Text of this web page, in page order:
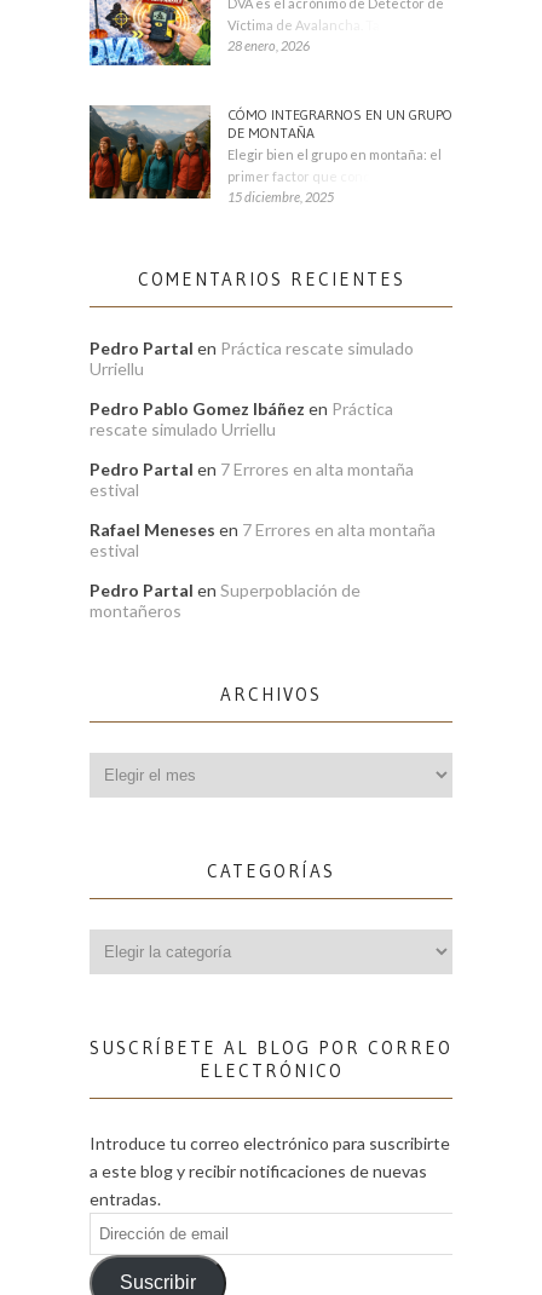
Víctima de Avalancha. También se
28 enero, 2026
CÓMO INTEGRARNOS EN UN GRUPO
DE MONTAÑA
Elegir bien el grupo en montaña: el
primer factor que condiciona tu
15 diciembre, 2025
COMENTARIOS RECIENTES
Pedro Partal en Práctica rescate simulado
Urriellu
Pedro Pablo Gomez Ibáñez en Práctica
rescate simulado Urriellu
Pedro Partal en 7 Errores en alta montaña
estival
Rafael Meneses en 7 Errores en alta montaña
estival
Pedro Partal en Superpoblación de
montañeros
ARCHIVOS
CATEGORÍAS
SUSCRÍBETE AL BLOG POR CORREO
ELECTRÓNICO
Introduce tu correo electrónico para suscribirte
a este blog y recibir notificaciones de nuevas
entradas.
Dirección
de
emailSuscribir